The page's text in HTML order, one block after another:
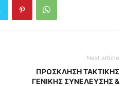
Next article
ΠΡΟΣΚΛΗΣΗ ΤΑΚΤΙΚΗΣ
ΓΕΝΙΚΗΣ ΣΥΝΕΛΕΥΣΗΣ &